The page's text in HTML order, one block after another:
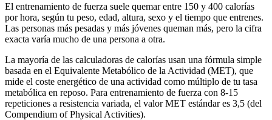
El entrenamiento de fuerza suele quemar entre 150 y 400 calorías
por hora, según tu peso, edad, altura, sexo y el tiempo que entrenes.
Las personas más pesadas y más jóvenes queman más, pero la cifra
exacta varía mucho de una persona a otra.
La mayoría de las calculadoras de calorías usan una fórmula simple
basada en el Equivalente Metabólico de la Actividad (MET), que
mide el coste energético de una actividad como múltiplo de tu tasa
metabólica en reposo. Para entrenamiento de fuerza con 8-15
repeticiones a resistencia variada, el valor MET estándar es 3,5 (del
Compendium of Physical Activities).